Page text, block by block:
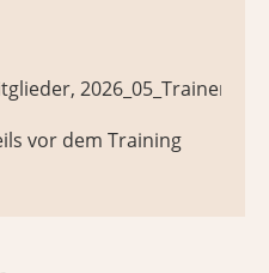
2026_05_Trainer*in
vor dem Training